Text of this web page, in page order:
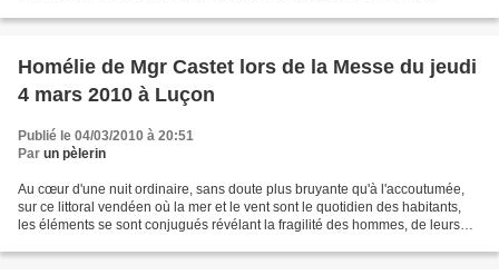
Homélie de Mgr Castet lors de la Messe du jeudi
4 mars 2010 à Luçon
Publié le 04/03/2010 à 20:51
Par un pèlerin
Au cœur d'une nuit ordinaire, sans doute plus bruyante qu'à l'accoutumée,
sur ce littoral vendéen où la mer et le vent sont le quotidien des habitants,
les éléments se sont conjugués révélant la fragilité des hommes, de leurs